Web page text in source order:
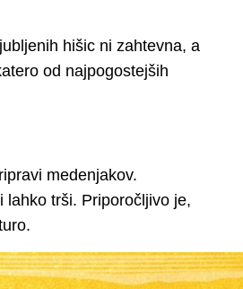
hišic ni zahtevna, a
od najpogostejših
medenjakov.
lahko trši. Priporočljivo je,